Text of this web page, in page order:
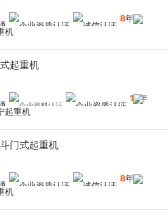
8年
机
起重机
13年
起重机
门式起重机
8年
机